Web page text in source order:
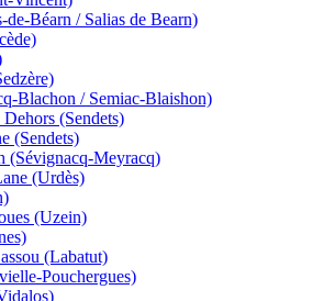
de-Béarn / Salias de Bearn)
Blachon / Semiac-Blaishon)
(Sendets)
(Sendets)
(Sévignacq-Meyracq)
(Urdès)
(Uzein)
(Labatut)
Pouchergues)